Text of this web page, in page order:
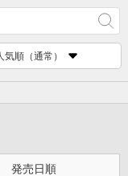
気順（通常）
発売日順